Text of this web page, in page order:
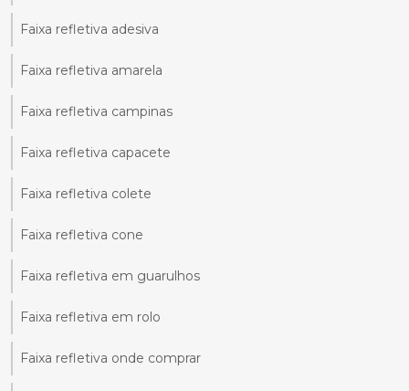
Faixa refletiva adesiva
Faixa refletiva amarela
Faixa refletiva campinas
Faixa refletiva capacete
Faixa refletiva colete
Faixa refletiva cone
Faixa refletiva em guarulhos
Faixa refletiva em rolo
Faixa refletiva onde comprar